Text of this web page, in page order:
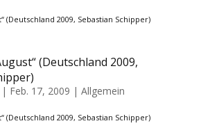
(Deutschland 2009, Sebastian Schipper)
(Deutschland 2009,
Feb. 17, 2009 | Allgemein
(Deutschland 2009, Sebastian Schipper)